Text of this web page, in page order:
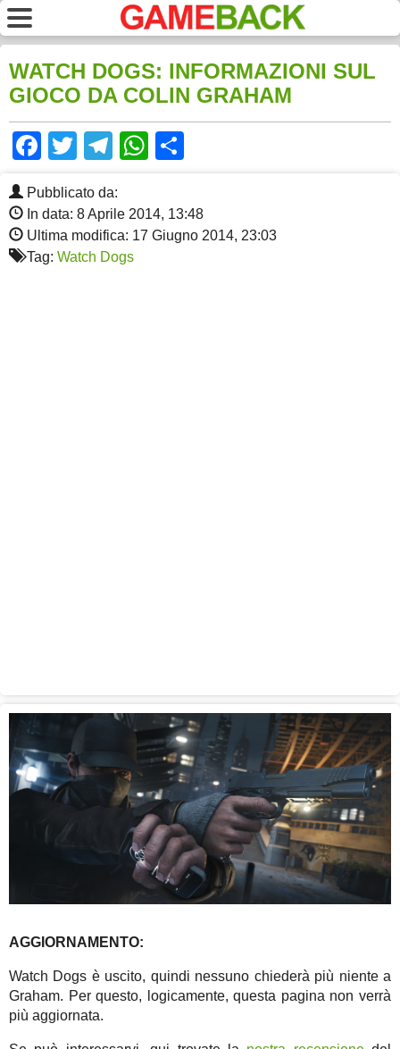
WATCH DOGS: INFORMAZIONI SUL
GIOCO DA COLIN GRAHAM
Facebook
TwitterTelegram
WhatsApp
Pubblicato da:
In data: 8 Aprile 2014, 13:48
Ultima modifica: 17 Giugno 2014, 23:03
Tag: Watch Dogs
AGGIORNAMENTO:
Watch Dogs è uscito, quindi nessuno chiederà più niente a
Graham. Per questo, logicamente, questa pagina non verrà
più aggiornata.